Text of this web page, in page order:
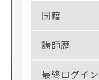
国籍
講師歴
最終ログイン